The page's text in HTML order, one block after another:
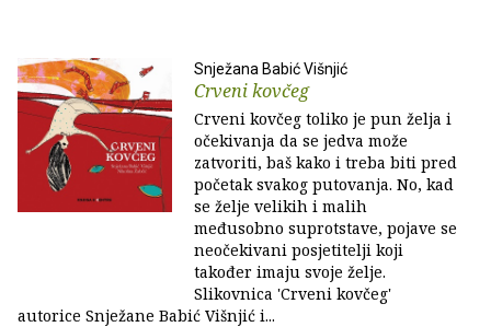
Snježana Babić Višnjić
Crveni kovčeg
Crveni kovčeg toliko je pun želja i
očekivanja da se jedva može
zatvoriti, baš kako i treba biti pred
početak svakog putovanja. No, kad
se želje velikih i malih
međusobno suprotstave, pojave se
neočekivani posjetitelji koji
također imaju svoje želje.
Slikovnica 'Crveni kovčeg'
autorice Snježane Babić Višnjić i...